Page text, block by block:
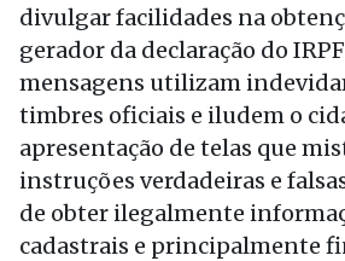
divulgar facilidades na
gerador da declaração do IRPF
mensagens utilizam
timbres oficiais e iludem o
apresentação de telas que
instruções verdadeiras e
de obter ilegalmente
cadastrais e principalmente